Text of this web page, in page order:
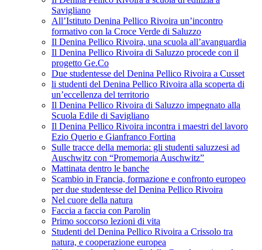
Savigliano
All’Istituto Denina Pellico Rivoira un’incontro
formativo con la Croce Verde di Saluzzo
Il Denina Pellico Rivoira, una scuola all’avanguardia
Il Denina Pellico Rivoira di Saluzzo procede con il
progetto Ge.Co
Due studentesse del Denina Pellico Rivoira a Cusset
li studenti del Denina Pellico Rivoira alla scoperta di
un’eccellenza del territorio
Il Denina Pellico Rivoira di Saluzzo impegnato alla
Scuola Edile di Savigliano
Il Denina Pellico Rivoira incontra i maestri del lavoro
Ezio Querio e Gianfranco Fortina
Sulle tracce della memoria: gli studenti saluzzesi ad
Auschwitz con “Promemoria Auschwitz”
Mattinata dentro le banche
Scambio in Francia, formazione e confronto europeo
per due studentesse del Denina Pellico Rivoira
Nel cuore della natura
Faccia a faccia con Parolin
Primo soccorso lezioni di vita
Studenti del Denina Pellico Rivoira a Crissolo tra
natura, e cooperazione europea